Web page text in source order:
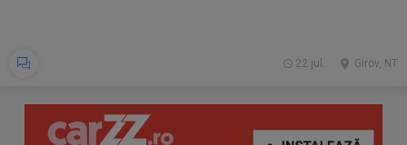
Girov, NT
22 jul.